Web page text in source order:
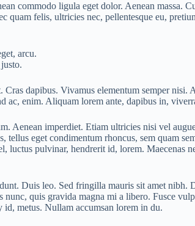
commodo ligula eget dolor. Aenean massa.
quam felis, ultricies nec, pellentesque eu,
arcu.
dapibus. Vivamus elementum semper nisi.
ac, enim. Aliquam lorem ante, dapibus in,
Aenean imperdiet. Etiam ultricies nisi vel
eget condimentum rhoncus, sem quam
luctus pulvinar, hendrerit id, lorem. Maecenas
Duis leo. Sed fringilla mauris sit amet nibh.
nunc, quis gravida magna mi a libero. Fusce
metus. Nullam accumsan lorem in du.